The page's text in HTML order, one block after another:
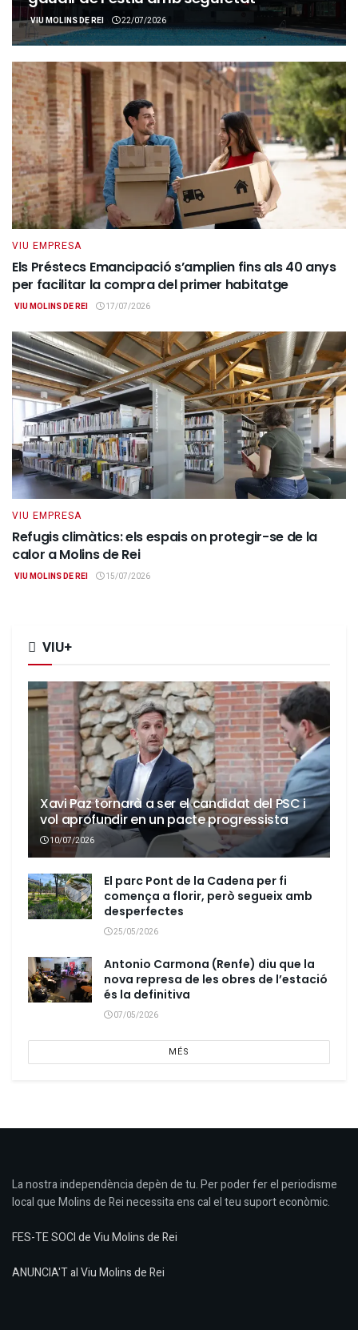
VIU MOLINS DE REI 22/07/2026
VIU EMPRESA
Els Préstecs Emancipació s’amplien fins als 40 anys
per facilitar la compra del primer habitatge
VIU MOLINS DE REI 17/07/2026
VIU EMPRESA
Refugis climàtics: els espais on protegir-se de la
calor a Molins de Rei
VIU MOLINS DE REI 15/07/2026
VIU+
Xavi Paz tornarà a ser el candidat del PSC i
vol aprofundir en un pacte progressista
10/07/2026
El parc Pont de la Cadena per fi
comença a florir, però segueix amb
desperfectes
25/05/2026
Antonio Carmona (Renfe) diu que la
nova represa de les obres de l’estació
és la definitiva
07/05/2026
MÉS
La nostra independència depèn de tu. Per poder fer el periodisme
local que Molins de Rei necessita ens cal el teu suport econòmic.
FES-TE SOCI de Viu Molins de Rei
ANUNCIA'T al Viu Molins de Rei